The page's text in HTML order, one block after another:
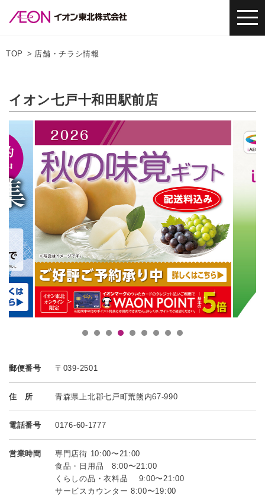
TOP 店舗・チラシ情報
イオン七戸十和田駅前店
郵便番号 〒039-2501
住 所 青森県上北郡七戸町荒熊内67-990
電話番号 0176-60-1777
営業時間
専門店街 10:00〜21:00
食品・日用品 8:00〜21:00
くらしの品・衣料品 9:00〜21:00
サービスカウンター 8:00〜19:00